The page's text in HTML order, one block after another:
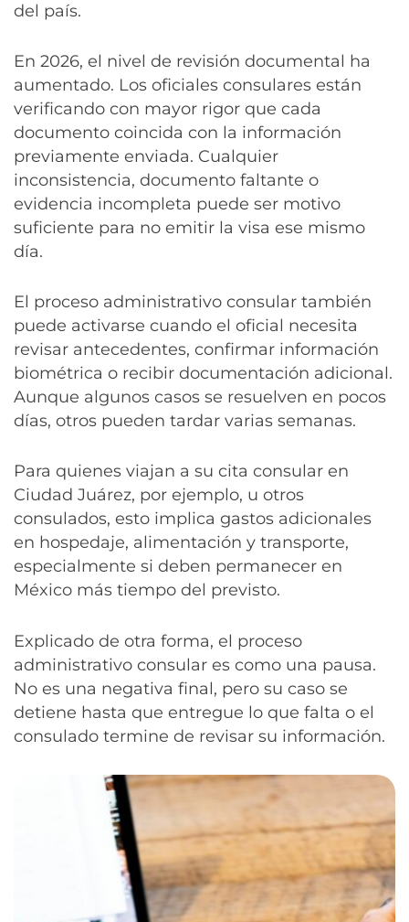
del país.
En 2026, el nivel de revisión documental ha
aumentado. Los oficiales consulares están
verificando con mayor rigor que cada
documento coincida con la información
previamente enviada. Cualquier
inconsistencia, documento faltante o
evidencia incompleta puede ser motivo
suficiente para no emitir la visa ese mismo
día.
El proceso administrativo consular también
puede activarse cuando el oficial necesita
revisar antecedentes, confirmar información
biométrica o recibir documentación adicional.
Aunque algunos casos se resuelven en pocos
días, otros pueden tardar varias semanas.
Para quienes viajan a su cita consular en
Ciudad Juárez, por ejemplo, u otros
consulados, esto implica gastos adicionales
en hospedaje, alimentación y transporte,
especialmente si deben permanecer en
México más tiempo del previsto.
Explicado de otra forma, el proceso
administrativo consular es como una pausa.
No es una negativa final, pero su caso se
detiene hasta que entregue lo que falta o el
consulado termine de revisar su información.